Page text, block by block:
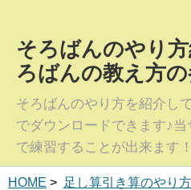
そろばんのやり
ろばんの教え方の
そろばんのやり方を紹介し
でダウンロードできます♪
で練習することが出来ます！
HOME > 足し算引き算のやり